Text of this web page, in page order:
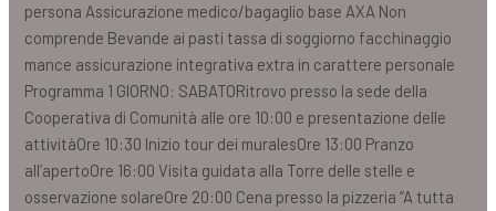
persona Assicurazione medico/bagaglio base AXA Non
comprende Bevande ai pasti tassa di soggiorno facchinaggio
mance assicurazione integrativa extra in carattere personale
Programma 1 GIORNO: SABATORitrovo presso la sede della
Cooperativa di Comunità alle ore 10:00 e presentazione delle
attivitàOre 10:30 Inizio tour dei muralesOre 13:00 Pranzo
all’apertoOre 16:00 Visita guidata alla Torre delle stelle e
osservazione solareOre 20:00 Cena presso la pizzeria “A tutta